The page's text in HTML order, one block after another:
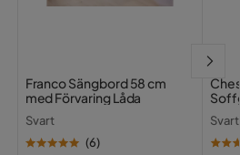
Ja, Skum
Verified by Trustvoice
Franco Sängbord 58 cm
med Förvaring Låda
Svart
(6)
Svart